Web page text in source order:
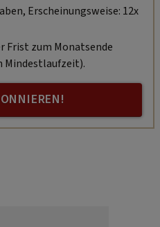
Erscheinungsweise: 12x
zum Monatsende
Mindestlaufzeit).